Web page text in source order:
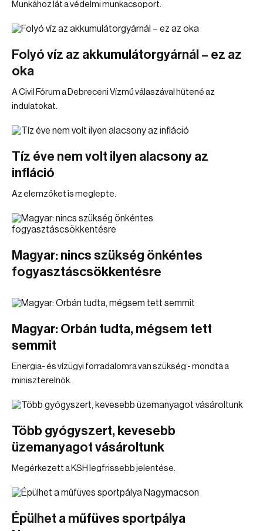
Munkához lát a védelmi munkacsoport.
Folyó víz az akkumulátorgyárnál – ez az
oka
A Civil Fórum a Debreceni Vízmű válaszával hűtené az
indulatokat.
Tíz éve nem volt ilyen alacsony az
infláció
Az elemzőket is meglepte.
Magyar: nincs szükség önkéntes
fogyasztáscsökkentésre
Magyar: Orbán tudta, mégsem tett
semmit
Energia- és vízügyi forradalomra van szükség - mondta a
miniszterelnök.
Több gyógyszert, kevesebb
üzemanyagot vásároltunk
Megérkezett a KSH legfrissebb jelentése.
Épülhet a műfüves sportpálya